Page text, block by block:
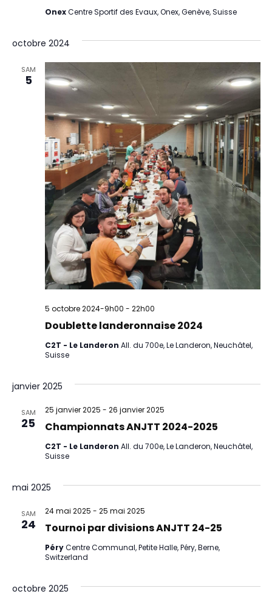
OnexCentre Sportif des Evaux, Onex, Genève, Suisse
octobre 2024
SAM
5
Doublette landeronnaise 2024
5 octobre 2024-9h00 - 22h00
C2T - Le Landeron All. du 700e, Le Landeron, Neuchâtel,
Suisse
janvier 2025
SAM
25 Championnats ANJTT 2024-2025
25 janvier 2025 - 26 janvier 2025
C2T - Le Landeron All. du 700e, Le Landeron, Neuchâtel,
Suisse
mai 2025
SAM
24 Tournoi par divisions ANJTT 24-25
24 mai 2025 - 25 mai 2025
PéryCentre Communal, Petite Halle, Péry, Berne,
Switzerland
octobre 2025